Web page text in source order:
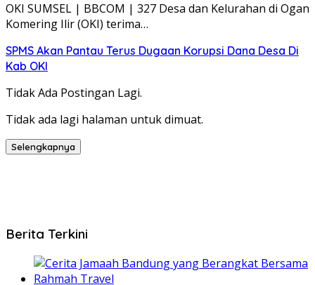
OKI SUMSEL | BBCOM | 327 Desa dan Kelurahan di Ogan
Komering Ilir (OKI) terima…
SPMS Akan Pantau Terus Dugaan Korupsi Dana Desa Di
Kab OKI
Tidak Ada Postingan Lagi.
Tidak ada lagi halaman untuk dimuat.
Selengkapnya
Berita Terkini